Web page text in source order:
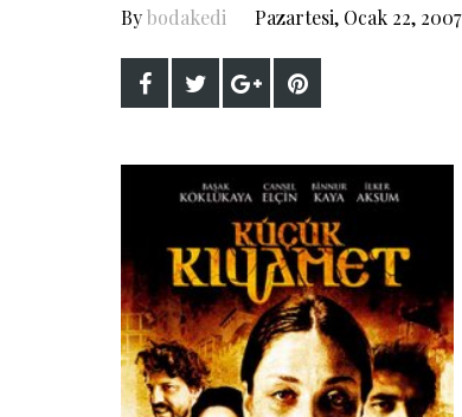
Bybodakedi Pazartesi, Ocak 22, 2007